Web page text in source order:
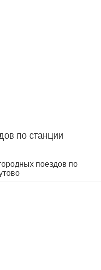
по станции
поездов по